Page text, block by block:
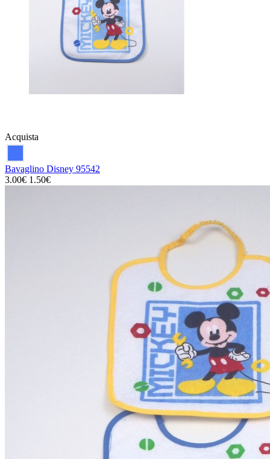
Acquista
Bavaglino Disney 95542
3.00€ 1.50€